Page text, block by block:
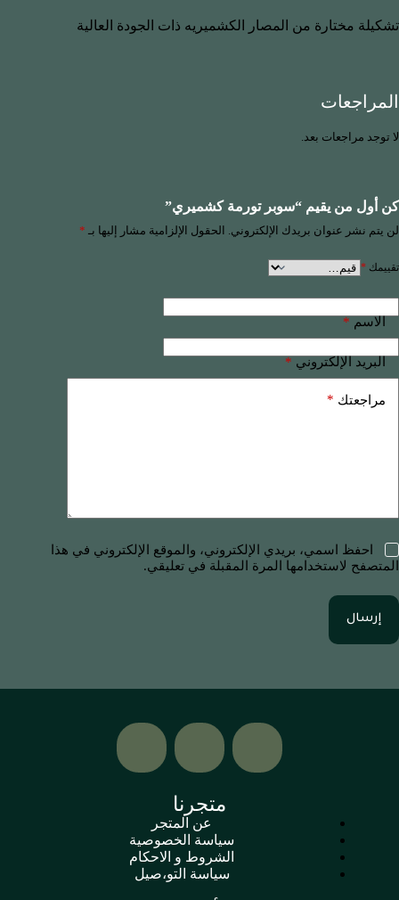
تشكيلة مختارة من المصار الكشميريه ذات الجودة العالية
المراجعات
لا توجد مراجعات بعد.
كن أول من يقيم “سوبر تورمة كشميري”
لن يتم نشر عنوان بريدك الإلكتروني. الحقول الإلزامية مشار إليها بـ *
تقييمك *
الاسم*
البريد الإلكتروني*
مراجعتك *
احفظ اسمي، بريدي الإلكتروني، والموقع الإلكتروني في هذا
المتصفح لاستخدامها المرة المقبلة في تعليقي.
إرسال
متجرنا
عن المتجر
سياسة الخصوصية
الشروط و الاحكام
سياسة التو،صيل